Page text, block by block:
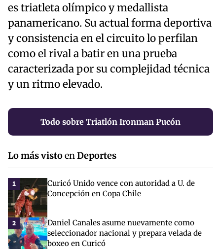
es triatleta olímpico y medallista
panamericano. Su actual forma deportiva
y consistencia en el circuito lo perfilan
como el rival a batir en una prueba
caracterizada por su complejidad técnica
y un ritmo elevado.
Todo sobre Triatlón Ironman Pucón
Lo más vistoenDeportes
1
Curicó Unido vence con autoridad a U. de
Concepción en Copa Chile
2
Daniel Canales asume nuevamente como
seleccionador nacional y prepara velada de
boxeo en Curicó